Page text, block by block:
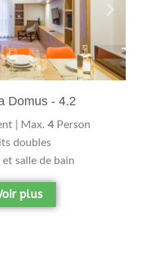
Domus - 4.2
| Max. 4Person
doubles
salle de bain
plus